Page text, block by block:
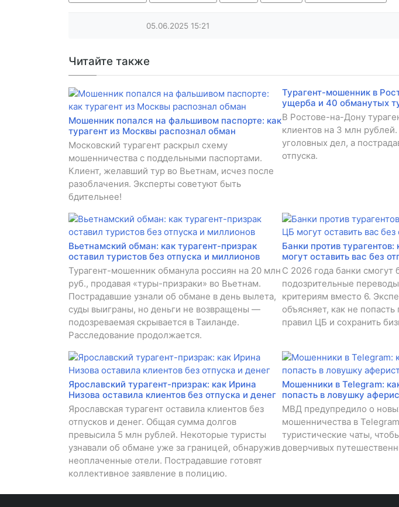
05.06.2025 15:21
Читайте также
Мошенник попался на фальшивом паспорте: как
турагент из Москвы распознал обман
Московский турагент раскрыл схему
мошенничества с поддельными паспортами.
Клиент, желавший тур во Вьетнам, исчез после
разоблачения. Эксперты советуют быть
бдительнее!
Турагент-мошенник в
ущерба и 40 обманутых
В Ростове-на-Дону
клиентов на 3 млн
уголовных дел, а
отпуска.
Вьетнамский обман: как турагент-призрак
оставил туристов без отпуска и миллионов
Турагент-мошенник обманула россиян на 20 млн
руб., продавая «туры-призраки» во Вьетнам.
Пострадавшие узнали об обмане в день вылета,
суды выиграны, но деньги не возвращены —
подозреваемая скрывается в Таиланде.
Расследование продолжается.
Банки против
могут оставить вас без
С 2026 года банки смогут
подозрительные
критериям вместо 6.
объясняет, как не
правил ЦБ и сохранить
Ярославский турагент-призрак: как Ирина
Низова оставила клиентов без отпуска и денег
Ярославская турагент оставила клиентов без
отпусков и денег. Общая сумма долгов
превысила 5 млн рублей. Некоторые туристы
узнавали об обмане уже за границей, обнаружив
неоплаченные отели. Пострадавшие готовят
коллективное заявление в полицию.
Мошенники в Telegram:
попасть в ловушку
МВД предупредило о
мошенничества в
туристические чаты,
доверчивых